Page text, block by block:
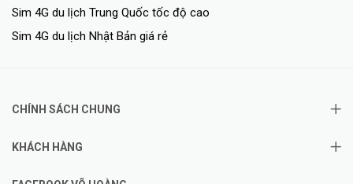
Sim 4G du lịch Trung Quốc tốc độ cao
Sim 4G du lịch Nhật Bản giá rẻ
CHÍNH SÁCH CHUNG
KHÁCH HÀNG